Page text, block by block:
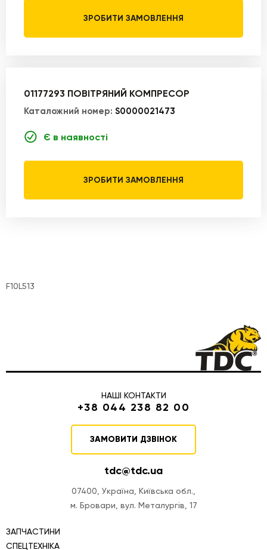
ЗРОБИТИ ЗАМОВЛЕННЯ
01177293 ПОВІТРЯНИЙ КОМПРЕСОР
Каталожний номер: S0000021473
Є в наявності
ЗРОБИТИ ЗАМОВЛЕННЯ
F10L513
ЗАПЧАСТИНИ
СПЕЦТЕХНІКА
НАШІ КОНТАКТИ
+38 044 238 82 00
ЗАМОВИТИ ДЗВІНОК
tdc@tdc.ua
07400, Україна, Київська обл.,
м. Бровари, вул. Металургів, 17